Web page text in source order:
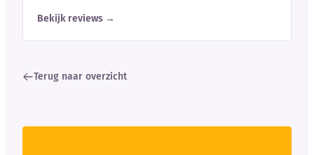
Bekijk reviews →
Terug naar overzicht